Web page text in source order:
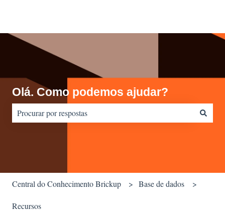
Olá. Como podemos ajudar?
Central do Conhecimento Brickup Base de dados
Recursos